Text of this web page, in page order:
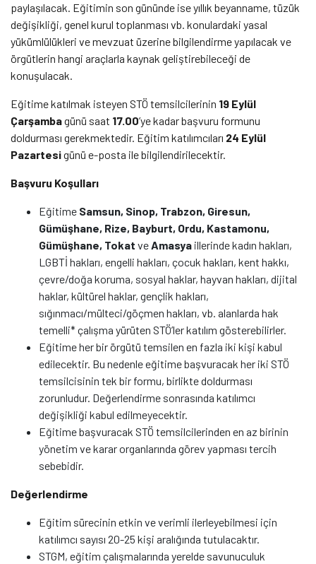
paylaşılacak. Eğitimin son gününde ise yıllık beyanname, tüzük
değişikliği, genel kurul toplanması vb. konulardaki yasal
yükümlülükleri ve mevzuat üzerine bilgilendirme yapılacak ve
örgütlerin hangi araçlarla kaynak geliştirebileceği de
konuşulacak.
Eğitime katılmak isteyen STÖ temsilcilerinin 19 Eylül
Çarşambagünü saat 17.00’ye kadar başvuru formunu
doldurması gerekmektedir. Eğitim katılımcıları 24 Eylül
Pazartesigünü e-posta ile bilgilendirilecektir.
Başvuru Koşulları
Eğitime Samsun, Sinop, Trabzon, Giresun,
Gümüşhane, Rize, Bayburt, Ordu, Kastamonu,
Gümüşhane, Tokat veAmasya illerinde kadın hakları,
LGBTİ hakları, engelli hakları, çocuk hakları, kent hakkı,
çevre/doğa koruma, sosyal haklar, hayvan hakları, dijital
haklar, kültürel haklar, gençlik hakları,
sığınmacı/mülteci/göçmen hakları, vb. alanlarda hak
temelli* çalışma yürüten STÖ’ler katılım gösterebilirler.
Eğitime her bir örgütü temsilen en fazla iki kişi kabul
edilecektir. Bu nedenle eğitime başvuracak her iki STÖ
temsilcisinin tek bir formu, birlikte doldurması
zorunludur. Değerlendirme sonrasında katılımcı
değişikliği kabul edilmeyecektir.
Eğitime başvuracak STÖ temsilcilerinden en az birinin
yönetim ve karar organlarında görev yapması tercih
sebebidir.
Değerlendirme
Eğitim sürecinin etkin ve verimli ilerleyebilmesi için
katılımcı sayısı 20-25 kişi aralığında tutulacaktır.
STGM, eğitim çalışmalarında yerelde savunuculuk